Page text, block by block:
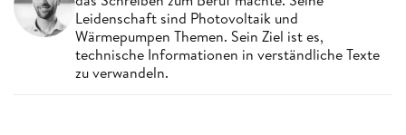
Leidenschaft sind Photovoltaik und
Wärmepumpen Themen. Sein Ziel ist es,
technische Informationen in verständliche Texte
zu verwandeln.